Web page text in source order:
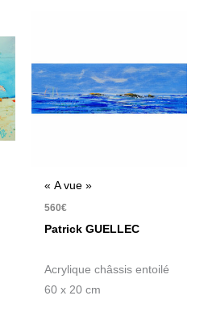
« A vue »
560€
Patrick GUELLEC
Acrylique châssis entoilé
60 x 20 cm